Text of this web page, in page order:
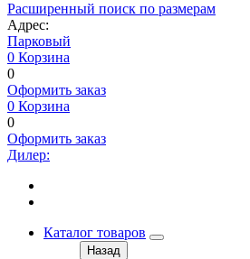
Расширенный поиск по размерам
Адрес:
Парковый
0 Корзина
0
Оформить заказ
0 Корзина
0
Оформить заказ
Дилер:
Каталог товаров
Назад